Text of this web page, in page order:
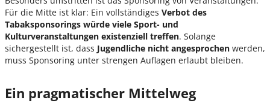
Für die Mitte ist klar: Ein vollständiges Verbot des
Tabaksponsorings würde viele Sport- und
Kulturveranstaltungen existenziell treffen. Solange
sichergestellt ist, dass Jugendliche nicht angesprochen werden,
muss Sponsoring unter strengen Auflagen erlaubt bleiben.
Ein pragmatischer Mittelweg